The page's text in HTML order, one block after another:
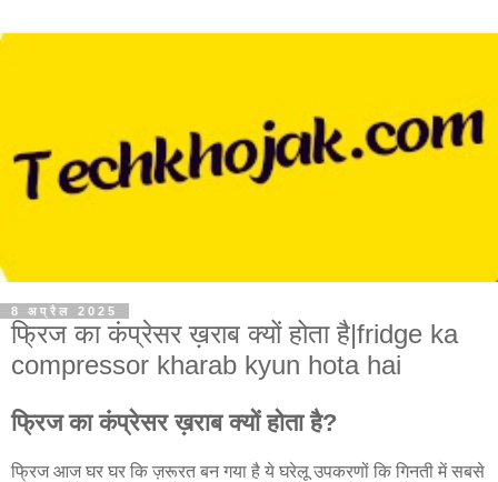
8 अप्रैल 2025
फ्रिज का कंप्रेसर ख़राब क्यों होता है|fridge ka
compressor kharab kyun hota hai
फ्रिज का कंप्रेसर ख़राब क्यों होता है?
फ्रिज आज घर घर कि ज़रूरत बन गया है ये घरेलू उपकरणों कि गिनती में सबसे